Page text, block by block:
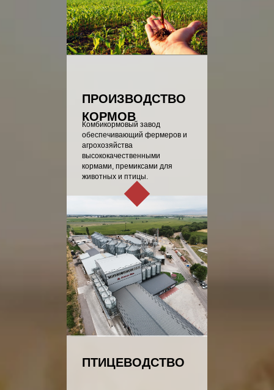
Комбикормовый завод
обеспечивающий фермеров и
агрохозяйства
высококачественными
кормами, премиксами для
животных и птицы.
ПРОИЗВОДСТВО
КОРМОВ
ПТИЦЕВОДСТВО